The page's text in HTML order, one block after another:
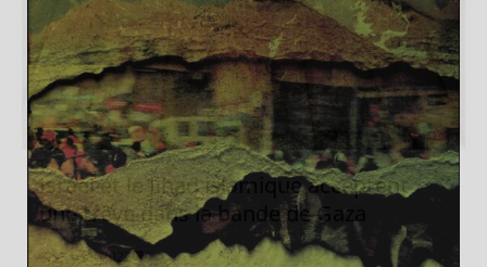
Israël et le Jihad islamique acceptent
une trêve dans la bande de Gaza
13 août 2022 0